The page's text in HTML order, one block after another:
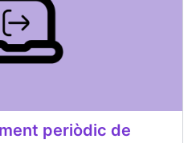
periòdic de